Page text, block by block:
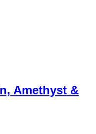
Amethyst &